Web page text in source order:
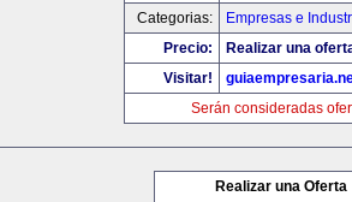
Categorias:
Empresas e
Precio:
Realizar una
Visitar!
Serán consideradas
Realizar una Oferta